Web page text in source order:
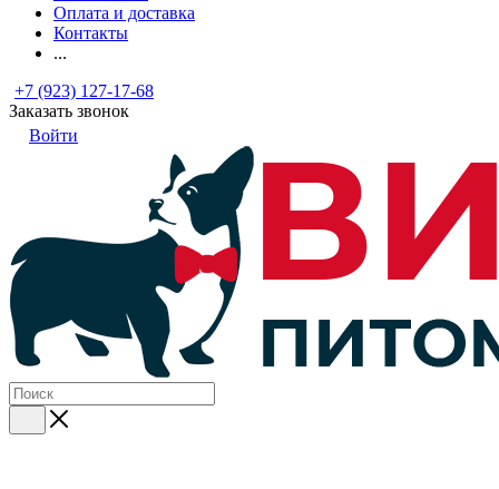
Оплата и доставка
Контакты
...
+7 (923) 127-17-68
Заказать звонок
Войти